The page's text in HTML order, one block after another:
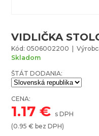
VIDLIČKA
Kód: 0506002200 |
Skladom
ŠTÁT DODANIA:
CENA:
1.17 € s DPH
(0.95 € bez DPH)